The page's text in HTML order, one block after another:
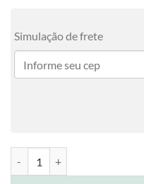
Simulação de frete